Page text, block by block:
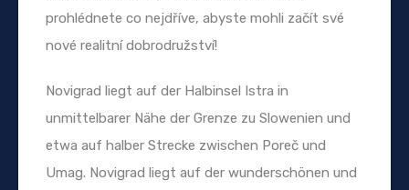
prohlédnete co nejdříve, abyste mohli začít své
nové realitní dobrodružství!
Novigrad liegt auf der Halbinsel Istra in
unmittelbarer Nähe der Grenze zu Slowenien und
etwa auf halber Strecke zwischen Poreč und
Umag. Novigrad liegt auf der wunderschönen und